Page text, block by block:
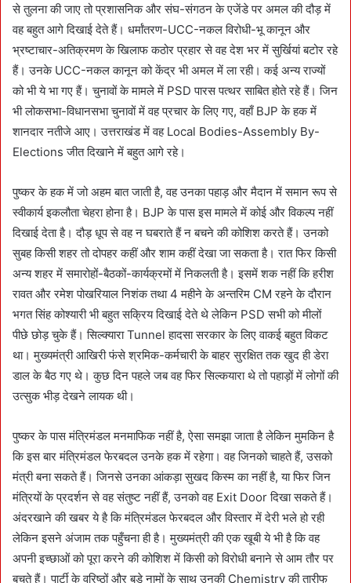
से तुलना की जाए तो प्रशासनिक और संघ-संगठन के एजेंडे पर अमल की दौड़ में
वह बहुत आगे दिखाई देते हैं। धर्मांतरण-UCC-नकल विरोधी-भू कानून और
भ्रष्टाचार-अतिक्रमण के खिलाफ कठोर प्रहार से वह देश भर में सुर्खियां बटोर रहे
हैं। उनके UCC-नकल कानून को केंद्र भी अमल में ला रही। कई अन्य राज्यों
को भी ये भा गए हैं। चुनावों के मामले में PSD पारस पत्थर साबित होते रहे हैं। जिन
भी लोकसभा-विधानसभा चुनावों में वह प्रचार के लिए गए, वहाँ BJP के हक में
शानदार नतीजे आए। उत्तराखंड में वह Local Bodies-Assembly By-
Elections जीत दिखाने में बहुत आगे रहे।
पुष्कर के हक में जो अहम बात जाती है, वह उनका पहाड़ और मैदान में समान रूप से
स्वीकार्य इकलौता चेहरा होना है। BJP के पास इस मामले में कोई और विकल्प नहीं
दिखाई देता है। दौड़ धूप से वह न घबराते हैं न बचने की कोशिश करते हैं। उनको
सुबह किसी शहर तो दोपहर कहीं और शाम कहीं देखा जा सकता है। रात फिर किसी
अन्य शहर में समारोहों-बैठकों-कार्यक्रमों में निकलती है। इसमें शक नहीं कि हरीश
रावत और रमेश पोखरियाल निशंक तथा 4 महीने के अन्तरिम CM रहने के दौरान
भगत सिंह कोश्यारी भी बहुत सक्रिय दिखाई देते थे लेकिन PSD सभी को मीलों
पीछे छोड़ चुके हैं। सिल्क्यारा Tunnel हादसा सरकार के लिए वाकई बहुत विकट
था। मुख्यमंत्री आखिरी फंसे श्रमिक-कर्मचारी के बाहर सुरक्षित तक खुद ही डेरा
डाल के बैठ गए थे। कुछ दिन पहले जब वह फिर सिल्कयारा थे तो पहाड़ों में लोगों की
उत्सुक भीड़ देखने लायक थी।
पुष्कर के पास मंत्रिमंडल मनमाफिक नहीं है, ऐसा समझा जाता है लेकिन मुमकिन है
कि इस बार मंत्रिमंडल फेरबदल उनके हक में रहेगा। वह जिनको चाहते हैं, उसको
मंत्री बना सकते हैं। जिनसे उनका आंकड़ा सुखद किस्म का नहीं है, या फिर जिन
मंत्रियों के प्रदर्शन से वह संतुष्ट नहीं हैं, उनको वह Exit Door दिखा सकते हैं।
अंदरखाने की खबर ये है कि मंत्रिमंडल फेरबदल और विस्तार में देरी भले हो रही
लेकिन इसने अंजाम तक पहुँचना ही है। मुख्यमंत्री की एक खूबी ये भी है कि वह
अपनी इच्छाओं को पूरा करने की कोशिश में किसी को विरोधी बनाने से आम तौर पर
बचते हैं। पार्टी के वरिष्ठों और बड़े नामों के साथ उनकी Chemistry की तारीफ